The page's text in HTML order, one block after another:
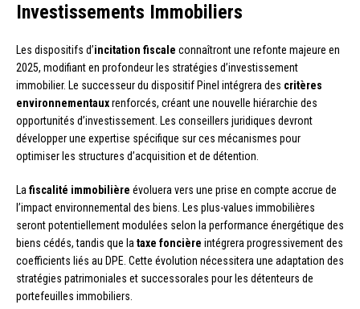
Investissements Immobiliers
Les dispositifs d’incitation fiscale connaîtront une refonte majeure en
2025, modifiant en profondeur les stratégies d’investissement
immobilier. Le successeur du dispositif Pinel intégrera des critères
environnementauxrenforcés, créant une nouvelle hiérarchie des
opportunités d’investissement. Les conseillers juridiques devront
développer une expertise spécifique sur ces mécanismes pour
optimiser les structures d’acquisition et de détention.
La fiscalité immobilière évoluera vers une prise en compte accrue de
l’impact environnemental des biens. Les plus-values immobilières
seront potentiellement modulées selon la performance énergétique des
biens cédés, tandis que la taxe foncière intégrera progressivement des
coefficients liés au DPE. Cette évolution nécessitera une adaptation des
stratégies patrimoniales et successorales pour les détenteurs de
portefeuilles immobiliers.